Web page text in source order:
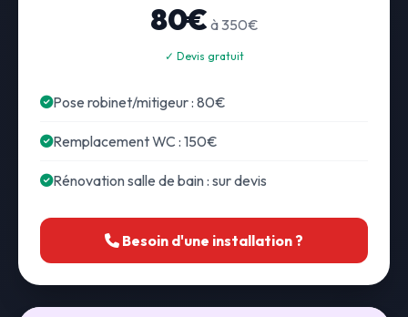
80€ à 350€
✓ Devis gratuit
Pose robinet/mitigeur : 80€
Remplacement WC : 150€
Rénovation salle de bain : sur devis
Besoin d'une installation ?